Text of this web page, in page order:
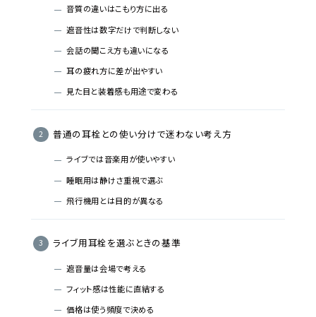
音質の違いはこもり方に出る
遮音性は数字だけで判断しない
会話の聞こえ方も違いになる
耳の疲れ方に差が出やすい
見た目と装着感も用途で変わる
普通の耳栓との使い分けで迷わない考え方
ライブでは音楽用が使いやすい
睡眠用は静けさ重視で選ぶ
飛行機用とは目的が異なる
ライブ用耳栓を選ぶときの基準
遮音量は会場で考える
フィット感は性能に直結する
価格は使う頻度で決める